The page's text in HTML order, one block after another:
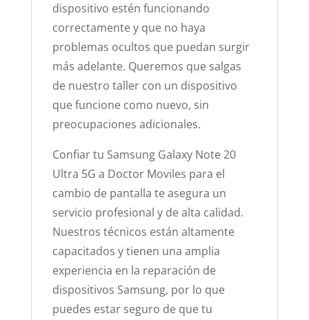
dispositivo estén funcionando
correctamente y que no haya
problemas ocultos que puedan surgir
más adelante. Queremos que salgas
de nuestro taller con un dispositivo
que funcione como nuevo, sin
preocupaciones adicionales.
Confiar tu Samsung Galaxy Note 20
Ultra 5G a Doctor Moviles para el
cambio de pantalla te asegura un
servicio profesional y de alta calidad.
Nuestros técnicos están altamente
capacitados y tienen una amplia
experiencia en la reparación de
dispositivos Samsung, por lo que
puedes estar seguro de que tu